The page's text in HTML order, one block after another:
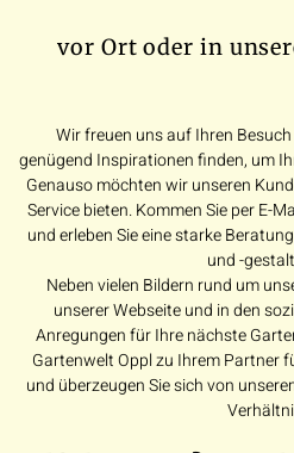
vor Ort oder in
Wir freuen uns auf Ihren
genügend Inspirationen finden, um
Genauso möchten wir unseren
Service bieten. Kommen Sie per E-
und erleben Sie eine starke
und -
Neben vielen Bildern rund um
unserer Webseite und in den
Anregungen für Ihre nächste
Gartenwelt Oppl zu Ihrem Partner
und überzeugen Sie sich von